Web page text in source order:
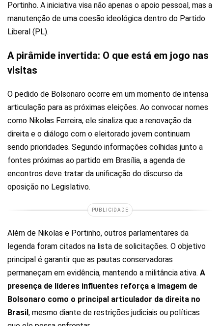
Portinho. A iniciativa visa não apenas o apoio pessoal, mas a
manutenção de uma coesão ideológica dentro do Partido
Liberal (PL).
A pirâmide invertida: O que está em jogo nas
visitas
O pedido de Bolsonaro ocorre em um momento de intensa
articulação para as próximas eleições. Ao convocar nomes
como Nikolas Ferreira, ele sinaliza que a renovação da
direita e o diálogo com o eleitorado jovem continuam
sendo prioridades. Segundo informações colhidas junto a
fontes próximas ao partido em Brasília, a agenda de
encontros deve tratar da unificação do discurso da
oposição no Legislativo.
PUBLICIDADE
Além de Nikolas e Portinho, outros parlamentares da
legenda foram citados na lista de solicitações. O objetivo
principal é garantir que as pautas conservadoras
permaneçam em evidência, mantendo a militância ativa. A
presença de líderes influentes reforça a imagem de
Bolsonaro como o principal articulador da direita no
Brasil , mesmo diante de restrições judiciais ou políticas